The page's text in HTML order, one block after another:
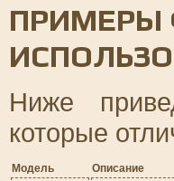
ПРИМЕРЫ
Ниже
которые
Модель
Описание